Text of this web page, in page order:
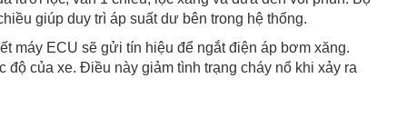
giúp duy trì áp suất dư bên trong hệ thống.
máy ECU sẽ gửi tín hiệu để ngắt điện áp bơm xăng.
của xe. Điều này giảm tình trạng cháy nổ khi xảy ra